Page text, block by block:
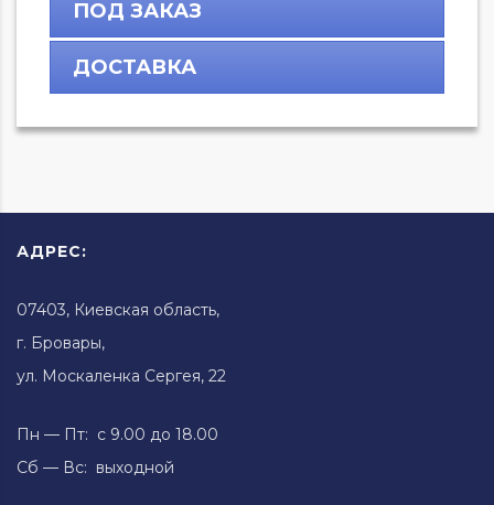
ПОД ЗАКАЗ
ДОСТАВКА
АДРЕС:
07403, Киевская область,
г. Бровары,
ул. Москаленка Сергея, 22
Пн — Пт: с 9.00 до 18.00
Сб — Вс: выходной